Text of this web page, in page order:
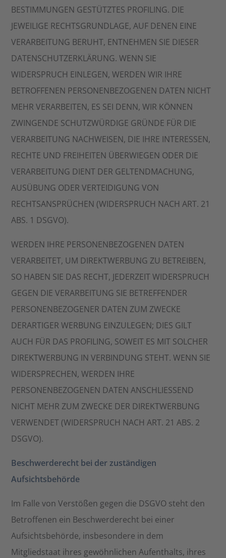
BESTIMMUNGEN GESTÜTZTES PROFILING. DIE
JEWEILIGE RECHTSGRUNDLAGE, AUF DENEN EINE
VERARBEITUNG BERUHT, ENTNEHMEN SIE DIESER
DATENSCHUTZERKLÄRUNG. WENN SIE
WIDERSPRUCH EINLEGEN, WERDEN WIR IHRE
BETROFFENEN PERSONENBEZOGENEN DATEN NICHT
MEHR VERARBEITEN, ES SEI DENN, WIR KÖNNEN
ZWINGENDE SCHUTZWÜRDIGE GRÜNDE FÜR DIE
VERARBEITUNG NACHWEISEN, DIE IHRE INTERESSEN,
RECHTE UND FREIHEITEN ÜBERWIEGEN ODER DIE
VERARBEITUNG DIENT DER GELTENDMACHUNG,
AUSÜBUNG ODER VERTEIDIGUNG VON
RECHTSANSPRÜCHEN (WIDERSPRUCH NACH ART. 21
ABS. 1 DSGVO).
WERDEN IHRE PERSONENBEZOGENEN DATEN
VERARBEITET, UM DIREKTWERBUNG ZU BETREIBEN,
SO HABEN SIE DAS RECHT, JEDERZEIT WIDERSPRUCH
GEGEN DIE VERARBEITUNG SIE BETREFFENDER
PERSONENBEZOGENER DATEN ZUM ZWECKE
DERARTIGER WERBUNG EINZULEGEN; DIES GILT
AUCH FÜR DAS PROFILING, SOWEIT ES MIT SOLCHER
DIREKTWERBUNG IN VERBINDUNG STEHT. WENN SIE
WIDERSPRECHEN, WERDEN IHRE
PERSONENBEZOGENEN DATEN ANSCHLIESSEND
NICHT MEHR ZUM ZWECKE DER DIREKTWERBUNG
VERWENDET (WIDERSPRUCH NACH ART. 21 ABS. 2
DSGVO).
Beschwerderecht bei der zuständigen
Aufsichtsbehörde
Im Falle von Verstößen gegen die DSGVO steht den
Betroffenen ein Beschwerderecht bei einer
Aufsichtsbehörde, insbesondere in dem
Mitgliedstaat ihres gewöhnlichen Aufenthalts, ihres